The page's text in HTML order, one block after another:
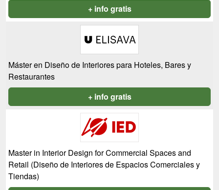
+ info gratis
Máster en Diseño de Interiores para Hoteles, Bares y
Restaurantes
+ info gratis
Master in Interior Design for Commercial Spaces and
Retail (Diseño de Interiores de Espacios Comerciales y
Tiendas)